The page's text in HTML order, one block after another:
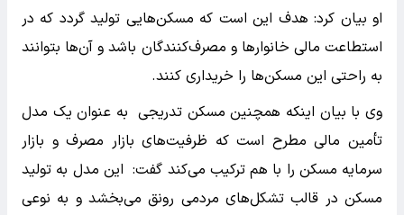
او بیان کرد: هدف این است که مسکن‌هایی تولید گردد که در
استطاعت مالی خانوارها و مصرف‌کنندگان باشد و آن‌ها بتوانند
به راحتی این مسکن‌ها را خریداری کنند.
وی با بیان اینکه همچنین مسکن تدریجی به عنوان یک مدل
تأمین مالی مطرح است که ظرفیت‌های بازار مصرف و بازار
سرمایه مسکن را با هم ترکیب می‌کند گفت: این مدل به تولید
مسکن در قالب تشکل‌های مردمی رونق می‌بخشد و به نوعی